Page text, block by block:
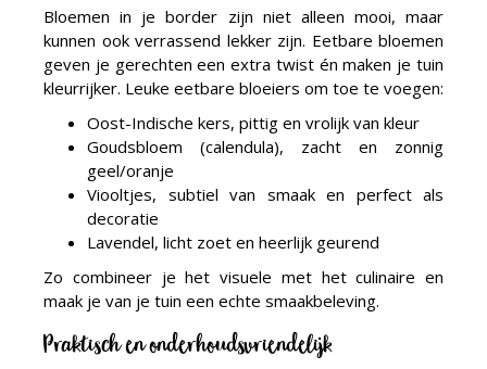
Bloemen in je border zijn niet alleen mooi, maar
kunnen ook verrassend lekker zijn. Eetbare bloemen
geven je gerechten een extra twist én maken je tuin
kleurrijker. Leuke eetbare bloeiers om toe te voegen:
Oost-Indische kers, pittig en vrolijk van kleur
Goudsbloem (calendula), zacht en zonnig
geel/oranje
Viooltjes, subtiel van smaak en perfect als
decoratie
Lavendel, licht zoet en heerlijk geurend
Zo combineer je het visuele met het culinaire en
maak je van je tuin een echte smaakbeleving.
Praktisch en onderhoudsvriendelijk